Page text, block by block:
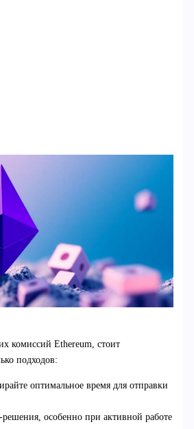
комиссий Ethereum, стоит
подходов:
оптимальное время для отправки
особенно при активной работе